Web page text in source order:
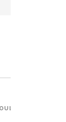
PRÉFÈRENT